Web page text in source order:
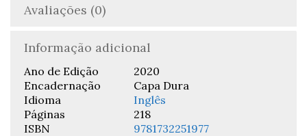
Avaliações (0)
Informação adicional
Ano de Edição
2020
Encadernação
Capa Dura
Idioma
Inglês
Páginas
218
ISBN
9781732251977